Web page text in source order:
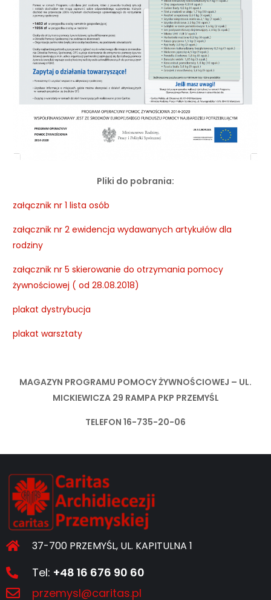
Pliki do pobrania:
załącznik nr 1 lista osób
załącznik nr 2 ewidencja wydawanych artykułów dla
rodziny
załącznik nr 5 skierowanie do otrzymania pomocy
żywnościowej ( od 28.08.2018)
plakat dystrybucja
plakat warsztaty
MAGAZYN PROGRAMU POMOCY ŻYWNOŚCIOWEJ – UL.
MICKIEWICZA 29 RAMPA PKP PRZEMYŚL
TELEFON 16-735-20-06
37-700 PRZEMYŚL, UL. KAPITULNA 1
Tel: +48 16 676 90 60
przemysl@caritas.pl